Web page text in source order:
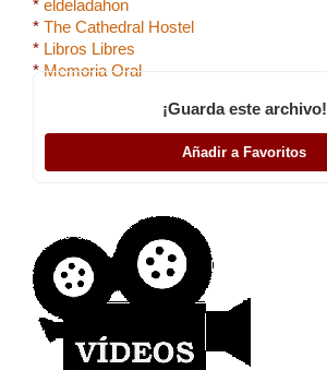
* eldeladahon
* The Cathedral Hostel
* Libros Libres
* Memoria Oral
¡Guarda este archivo!
Añadir a Favoritos